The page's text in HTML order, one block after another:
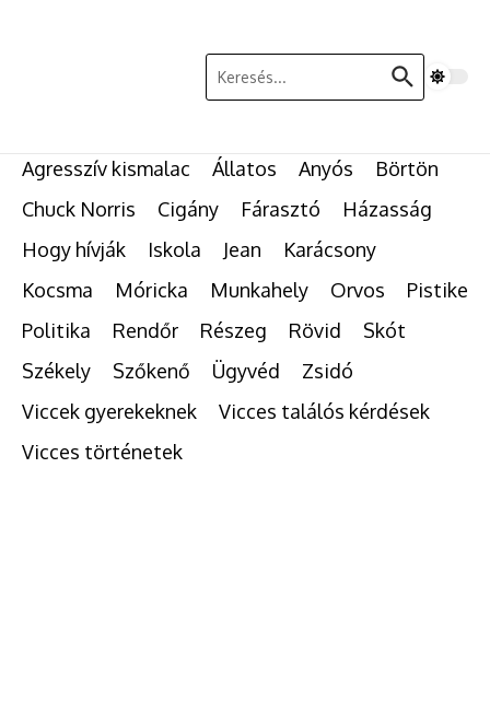
Keresés:
Agresszív kismalac Állatos Anyós
Börtön
Chuck Norris
Cigány Fárasztó
Házasság
Hogy hívják
Iskola Jean
Karácsony
Kocsma
Móricka Munkahely Orvos
Pistike
Politika
Rendőr Részeg Rövid
Skót
Székely
Szőkenő Ügyvéd
Zsidó
Viccek gyerekeknek
Vicces találós kérdések
Vicces történetek